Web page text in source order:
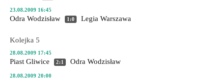
23.08.2009 16:45
Odra Wodzisław 1:0 Legia Warszawa
Kolejka 5
28.08.2009 17:45
Piast Gliwice 2:1 Odra Wodzisław
28.08.2009 20:00